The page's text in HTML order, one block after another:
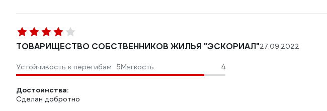
ТОВАРИЩЕСТВО СОБСТВЕННИКОВ ЖИЛЬЯ "ЭСКОРИАЛ"27.09.2022
Устойчивость к перегибам 5Мягкость 4
Достоинства:
Сделан добротно